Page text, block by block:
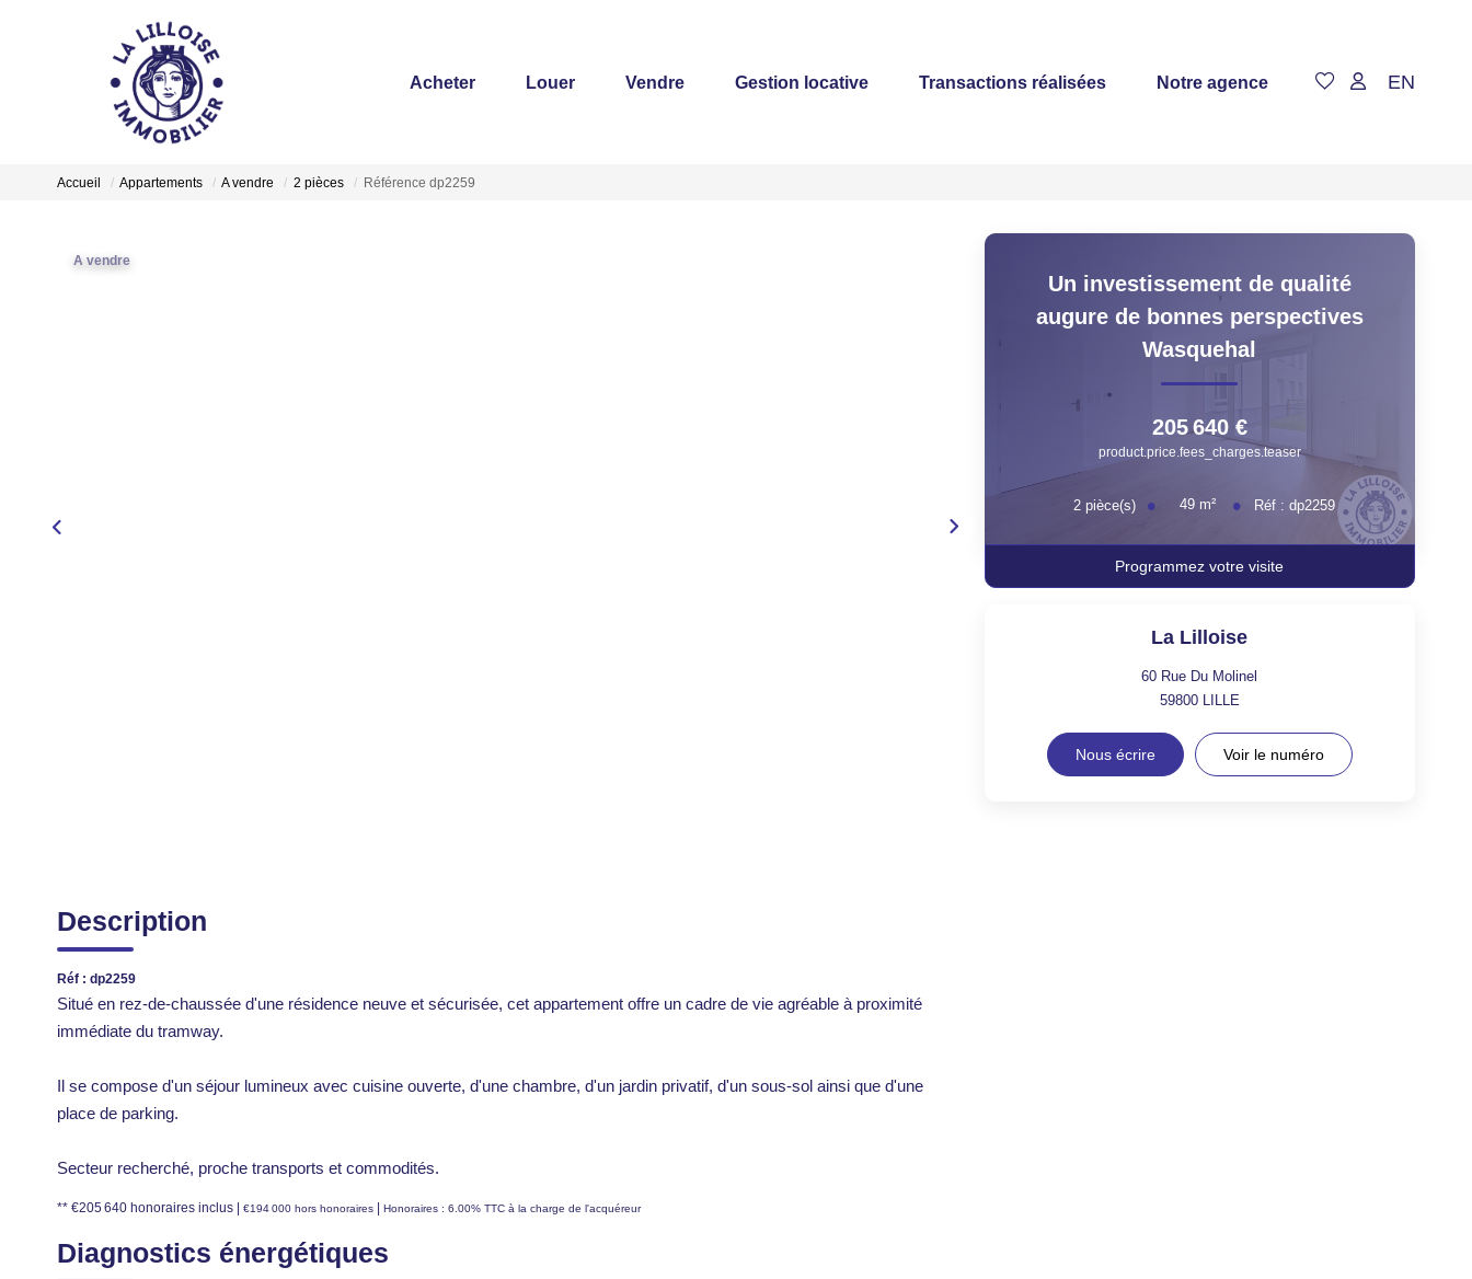
Acheter Louer Vendre Gestion locative Transactions réalisées Notre agence EN
Accueil Appartements A vendre 2 pièces Référence dp2259
A vendre
Description
Réf : dp2259
Situé en rez-de-chaussée d'une résidence neuve et sécurisée, cet appartement offre un cadre de vie agréable à proximité
immédiate du tramway.
Il se compose d'un séjour lumineux avec cuisine ouverte, d'une chambre, d'un jardin privatif, d'un sous-sol ainsi que d'une
place de parking.
Secteur recherché, proche transports et commodités.
** €205 640 honoraires inclus €194 000 hors honoraires Honoraires : 6.00% TTC à la charge de l'acquéreur
Diagnostics énergétiques
Un investissement de qualité
augure de bonnes perspectives
Wasquehal
205 640 €
product.price.fees_charges.teaser
2 pièce(s) 49 m² Réf : dp2259
Programmez votre visite
La Lilloise
60 Rue Du Molinel
59800 LILLE
Nous écrire Voir le numéro